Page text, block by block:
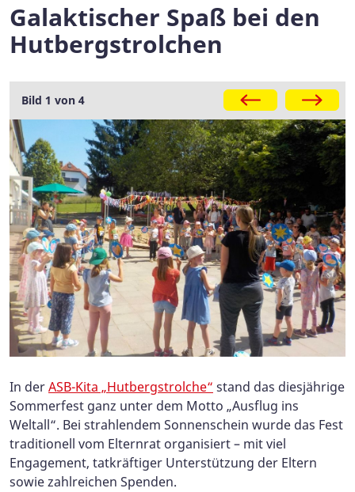
Galaktischer Spaß bei den
Hutbergstrolchen
Galerie
Bild 1 von 4
In derASB-Kita „Hutbergstrolche“ stand das diesjährige
Sommerfest ganz unter dem Motto „Ausflug ins
Weltall“. Bei strahlendem Sonnenschein wurde das Fest
traditionell vom Elternrat organisiert – mit viel
Engagement, tatkräftiger Unterstützung der Eltern
sowie zahlreichen Spenden.